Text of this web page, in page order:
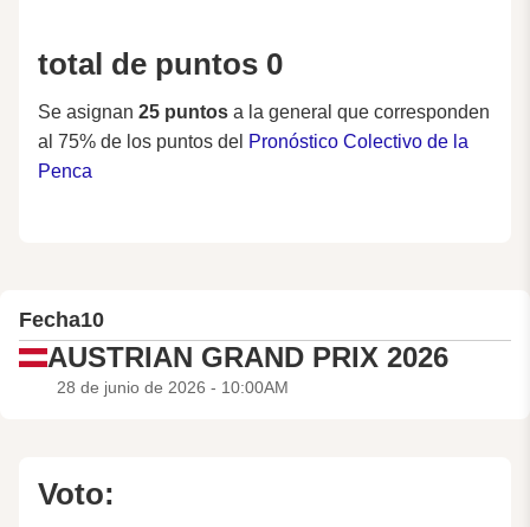
total de puntos 0
Se asignan 25 puntos a la general que corresponden
al 75% de los puntos del Pronóstico Colectivo de la
Penca
Fecha10
AUSTRIAN GRAND PRIX 2026
28 de junio de 2026 - 10:00AM
Voto: